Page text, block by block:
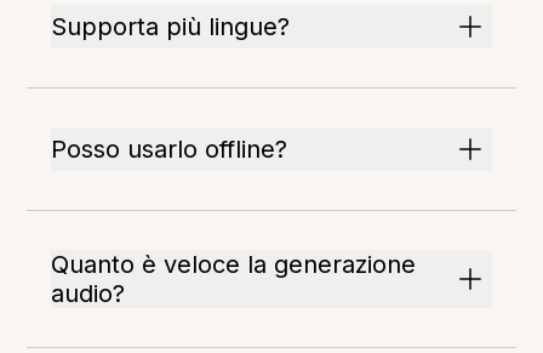
Supporta più lingue?
Posso usarlo offline?
Quanto è veloce la generazione
audio?